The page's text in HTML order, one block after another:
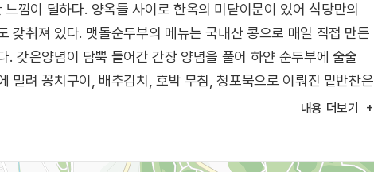
낌이 덜하다. 양옥들 사이로 한옥의 미닫이문이 있어 식당만의
갖춰져 있다. 맷돌순두부의 메뉴는 국내산 콩으로 매일 직접 만든
갖은양념이 담뿍 들어간 간장 양념을 풀어 하얀 순두부에 술술
밀려 꽁치구이, 배추김치, 호박 무침, 청포묵으로 이뤄진 밑반찬은
두부의 명가답게 그날 사용할 두부를 새벽부터 직접 만들어
내용 더보기